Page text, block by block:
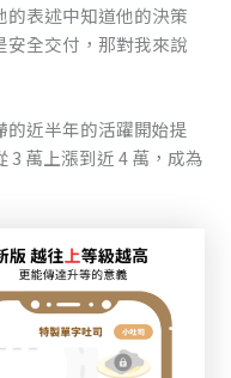
表述中知道他的決策
全交付，那對我來說
近半年的活躍開始提
3 萬上漲到近 4 萬，成為